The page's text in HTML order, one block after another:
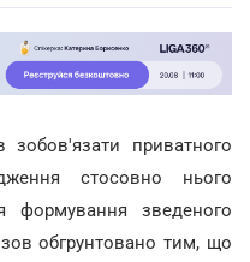
приватного
стосовно нього
формування зведеного
обгрунтовано тим, що